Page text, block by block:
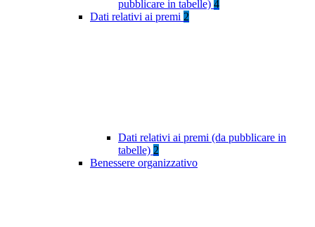
pubblicare in tabelle) 4
Dati relativi ai premi 2
Dati relativi ai premi (da pubblicare in
tabelle) 2
Benessere organizzativo